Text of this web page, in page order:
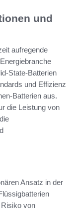
und
aufregende
State-Batterien
und Effizienz
Batterien aus.
die Leistung von
Ansatz in der
von